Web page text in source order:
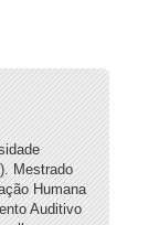
Mestrado
Humana
Auditivo